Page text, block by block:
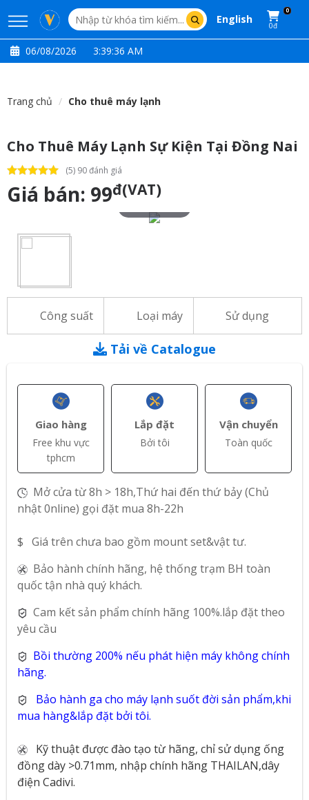
English
0
0đ
06/08/2026 3:39:37 AM
Trang chủ Cho thuê máy lạnh
Cho Thuê Máy Lạnh Sự Kiện Tại Đồng Nai
(5) 90 đánh giá
Giá bán: 99đ(VAT)
Công suất Loại máy Sử dụng
Tải về Catalogue
Giao hàng
Free khu vực
tphcm
Lắp đặt
Bởi tôi
Vận chuyển
Toàn quốc
Mở cửa từ 8h > 18h,Thứ hai đến thứ bảy (Chủ
nhật 0nline) gọi đặt mua 8h-22h
$ Giá trên chưa bao gồm mount set&vật tư.
Bảo hành chính hãng, hệ thống trạm BH toàn
quốc tận nhà quý khách.
Cam kết sản phẩm chính hãng 100%.lắp đặt theo
yêu cầu
Bồi thường 200% nếu phát hiện máy không chính
hãng.
Bảo hành ga cho máy lạnh suốt đời sản phẩm,khi
mua hàng&lắp đặt bởi tôi.
Kỹ thuật được đào tạo từ hãng, chỉ sử dụng ống
đồng dày >0.71mm, nhập chính hãng THAILAN,dây
điện Cadivi.